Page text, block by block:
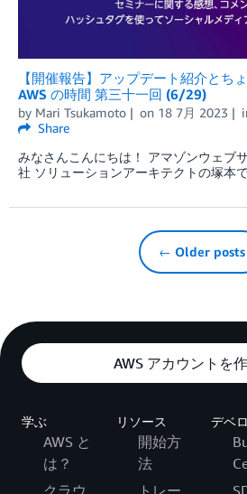
【開催報告】アップデート紹介とち
AWS の時間 第三十一回 (6/29)
by Mari Tsukamoto on 18 7月 2023
Share
みなさんこんにちは！ アマゾンウェブ
社 ソリューションアーキテクトの塚本
← Older posts
AWS アカウントを
学ぶ
AWS と
は？
リソース
開始方
法
デベ